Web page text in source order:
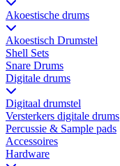
Akoestische drums
Akoestisch Drumstel
Shell Sets
Snare Drums
Digitale drums
Digitaal drumstel
Versterkers digitale drums
Percussie & Sample pads
Accessoires
Hardware